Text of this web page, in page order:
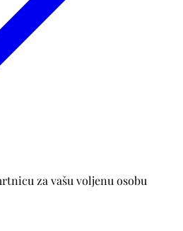
za vašu voljenu osobu